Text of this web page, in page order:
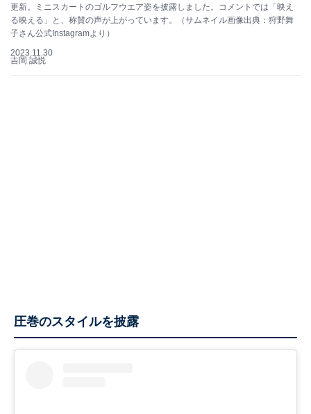
更新。ミニスカートのゴルフウエア姿を披露しました。コメントでは「映え
る映える」と、称賛の声が上がっています。（サムネイル画像出典：狩野舞
子さん公式Instagramより）
2023.11.30
吉岡 誠悦
圧巻のスタイルを披露